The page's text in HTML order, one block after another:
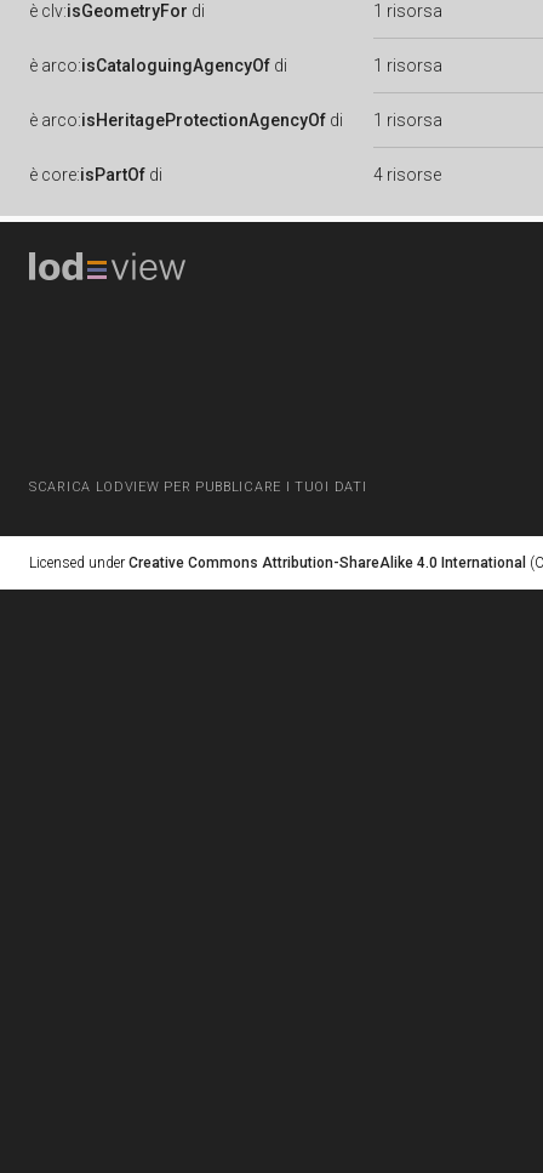
è clv:isGeometryFor di 1 risorsa
è arco:isCataloguingAgencyOf di 1 risorsa
è arco:isHeritageProtectionAgencyOf di 1 risorsa
è core:isPartOf di 4 risorse
SCARICA LODVIEW PER PUBBLICARE I TUOI DATI
Licensed under Creative Commons Attribution-ShareAlike 4.0 International